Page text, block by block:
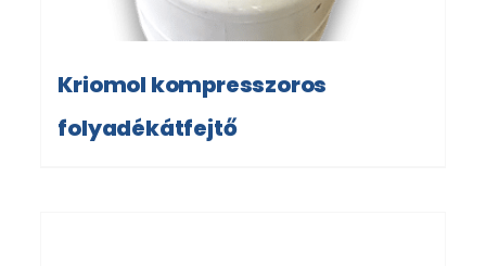
Kriomol kompresszoros
folyadékátfejtő